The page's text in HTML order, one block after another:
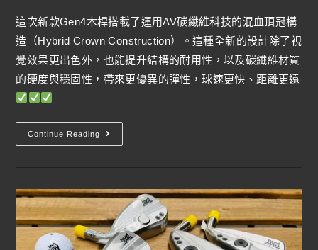
這次新款Gen4木桿搭載了運用AV碳纖維科技的混血頂冠構
造（Hybrid Crown Construction）。這種全新的設計除了視
覺效果更出色外，也能提升結構的耐用性，以及碳纖維材質
的硬度與穩固性，帶來更優異的彈性，球速更快、距離更遠
Continue Reading